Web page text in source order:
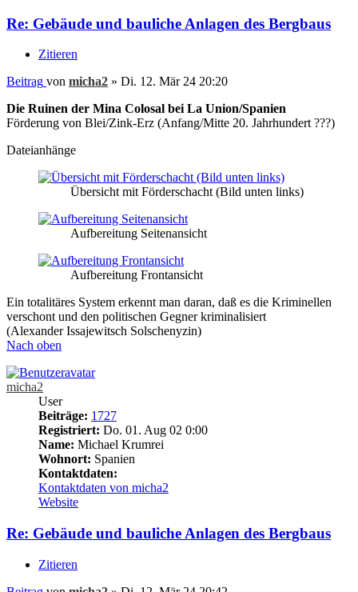
Re: Gebäude und bauliche Anlagen des Bergbaus
Zitieren
Beitrag von micha2 » Di. 12. Mär 24 20:20
Die Ruinen der Mina Colosal bei La Union/Spanien
Förderung von Blei/Zink-Erz (Anfang/Mitte 20. Jahrhundert ???)
Dateianhänge
Übersicht mit Förderschacht (Bild unten links)
Aufbereitung Seitenansicht
Aufbereitung Frontansicht
Ein totalitäres System erkennt man daran, daß es die Kriminellen
verschont und den politischen Gegner kriminalisiert
(Alexander Issajewitsch Solschenyzin)
Nach oben
micha2
User
Beiträge: 1727
Registriert: Do. 01. Aug 02 0:00
Name: Michael Krumrei
Wohnort: Spanien
Kontaktdaten:
Kontaktdaten von micha2
Website
Re: Gebäude und bauliche Anlagen des Bergbaus
Zitieren